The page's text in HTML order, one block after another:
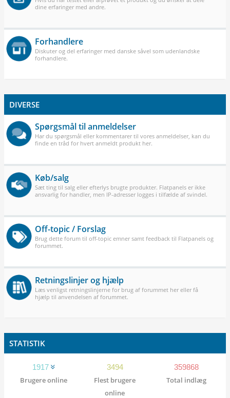
dine erfaringer med andre.
Forhandlere
Diskuter og del erfaringer med danske såvel som udenlandske
forhandlere.
DIVERSE
Spørgsmål til anmeldelser
Har du spørgsmål eller kommentarer til vores anmeldelser, kan du
finde en tråd for hvert anmeldt produkt her.
Køb/salg
Sæt ting til salg eller efterlys brugte produkter. Flatpanels er ikke
ansvarlig for handler, men IP-adresser logges i tilfælde af svindel.
Off-topic / Forslag
Brug dette forum til off-topic emner samt feedback til Flatpanels og
forummet.
Retningslinjer og hjælp
Læs venligst retningslinjerne for brug af forummet her eller få
hjælp til anvendelsen af forummet.
STATISTIK
1917
Brugere online
3494
Flest brugere
online
359868
Total indlæg